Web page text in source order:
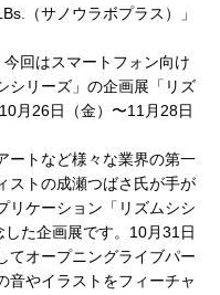
（サノウラボプラス）」
回はスマートフォン向け
シリーズ」の企画展「リズ
月26日（金）〜11月28日
トなど様々な業界の第一
ストの成瀬つばさ氏が手が
リケーション「リズムシシ
た企画展です。10月31日
てオープニングライブパー
音やイラストをフィーチャ